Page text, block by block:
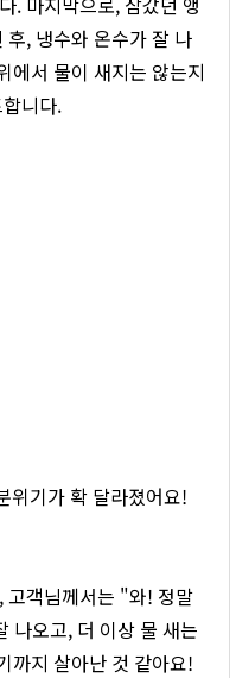
, 냉수와 온수가 잘 나
에서 물이 새지는 않는지
니다.
위기가 확 달라졌어요!
고객님께서는 "와! 정말
나오고, 더 이상 물 새는
까지 살아난 것 같아요!